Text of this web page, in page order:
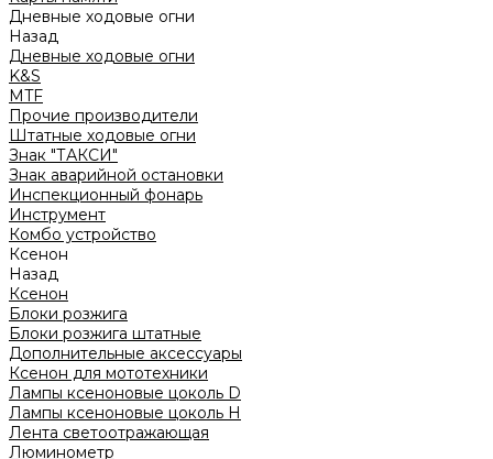
Дневные ходовые огни
Назад
Дневные ходовые огни
K&S
MTF
Прочие производители
Штатные ходовые огни
Знак "ТАКСИ"
Знак аварийной остановки
Инспекционный фонарь
Инструмент
Комбо устройство
Ксенон
Назад
Ксенон
Блоки розжига
Блоки розжига штатные
Дополнительные аксессуары
Ксенон для мототехники
Лампы ксеноновые цоколь D
Лампы ксеноновые цоколь H
Лента светоотражающая
Люминометр